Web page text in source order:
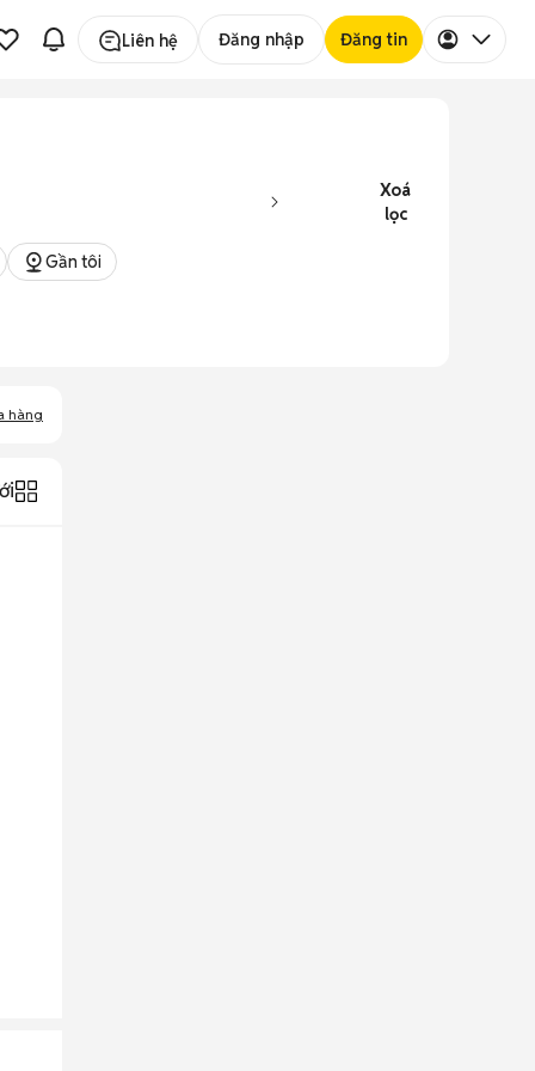
Liên hệ Đăng nhập Đăng tin
Xoá
lọc
Gần tôi
hàng